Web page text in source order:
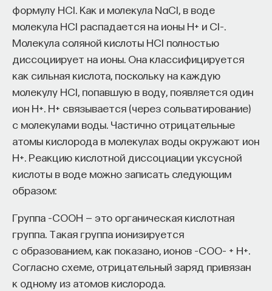
формулу HCl. Как и молекула NaCl, в воде
молекула HCl распадается на ионы H+ и Cl–.
Молекула соляной кислоты HCl полностью
диссоциирует на ионы. Она классифицируется
как сильная кислота, поскольку на каждую
молекулу HCl, попавшую в воду, появляется один
ион H+. H+ связывается (через сольватирование)
с молекулами воды. Частично отрицательные
атомы кислорода в молекулах воды окружают ион
H+. Реакцию кислотной диссоциации уксусной
кислоты в воде можно записать следующим
образом:
Группа –COOH — это органическая кислотная
группа. Такая группа ионизируется
с образованием, как показано, ионов –COO– + H+.
Согласно схеме, отрицательный заряд привязан
к одному из атомов кислорода.